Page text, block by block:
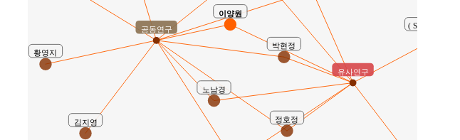
노남경
김지영 정호정
박현정
황영지
( Seunghan
이양원
공동연구
유사연구